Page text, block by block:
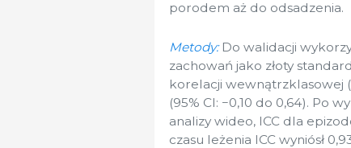
porodem aż do odsadzenia.
Metody:Do walidacji
zachowań jako złoty
korelacji wewnątrzklasowej
(95% CI: −0,10 do 0,64). Po
analizy wideo, ICC dla
czasu leżenia ICC wyniósł